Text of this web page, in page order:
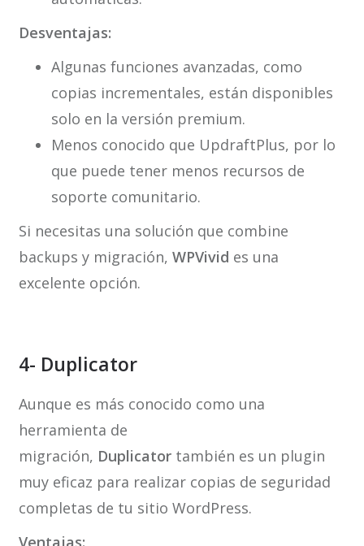
Desventajas:
Algunas funciones avanzadas, como
copias incrementales, están disponibles
solo en la versión premium.
Menos conocido que UpdraftPlus, por lo
que puede tener menos recursos de
soporte comunitario.
Si necesitas una solución que combine
backups y migración, WPVivid es una
excelente opción.
4- Duplicator
Aunque es más conocido como una
herramienta de
migración, Duplicatortambién es un plugin
muy eficaz para realizar copias de seguridad
completas de tu sitio WordPress.
Ventajas: